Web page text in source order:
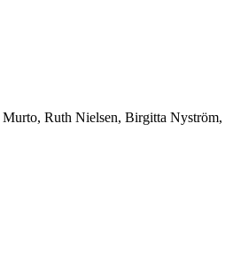
Ruth Nielsen, Birgitta